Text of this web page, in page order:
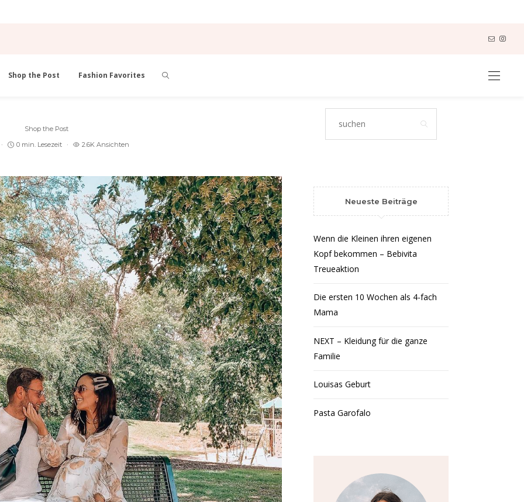
Shop the Post Fashion Favorites
Shop the Post
0 min. Lesezeit
2.6K Ansichten
Neueste Beiträge
Wenn die Kleinen ihren eigenen
Kopf bekommen – Bebivita
Treueaktion
Die ersten 10 Wochen als 4-fach
Mama
NEXT – Kleidung für die ganze
Familie
Louisas Geburt
Pasta Garofalo